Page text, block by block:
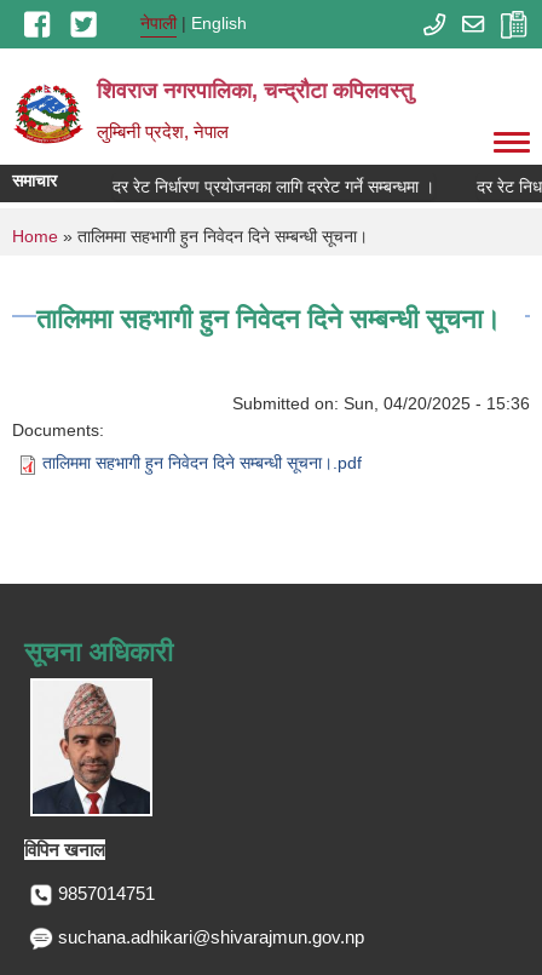
Skip to main contentनेपाली English
शिवराज नगरपालिका, चन्द्राैटा कपिलवस्तु
लुम्बिनी प्रदेश, नेपाल
समाचार
। दर रेट निर्धारण प्रयोजनका लागि दररेट गर्ने सम्बन्धमा । दर रेट
You are here
Home » तालिममा सहभागी हुन निवेदन दिने सम्बन्धी सूचना।
तालिममा सहभागी हुन निवेदन दिने सम्बन्धी सूचना।
Submitted on: Sun, 04/20/2025 - 15:36
Documents:
तालिममा सहभागी हुन निवेदन दिने सम्बन्धी सूचना।.pdf
सूचना अधिकारी
विपिन खनाल
9857014751
suchana.adhikari@shivarajmun.gov.np